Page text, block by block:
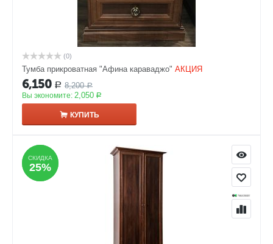
(0)
Тумба прикроватная "Афина караваджо" АКЦИЯ
6,150 Р 8,200 Р
Вы экономите: 2,050 Р
КУПИТЬ
СКИДКА
25%
СКИДКА
25%